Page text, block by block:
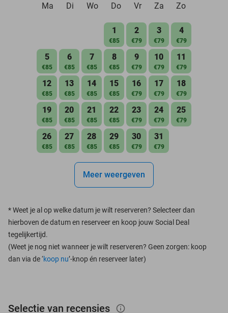
Ma
Di Wo Do Vr Za Zo
1
€85
2
€79
3
€79
4
€79
5
€85
6
€85
7
€85
8
€85
9
€79
10
€79
11
€79
12
€85
13
€85
14
€85
15
€85
16
€79
17
€79
18
€79
19
€85
20
€85
21
€85
22
€85
23
€79
24
€79
25
€79
26
€85
27
€85
28
€85
29
€85
30
€79
31
€79
Meer weergeven
*Weet je al op welke datum je wilt reserveren? Selecteer dan
hierboven de datum en reserveer en koop jouw Social Deal
tegelijkertijd.
(Weet je nog niet wanneer je wilt reserveren? Geen zorgen: koop
dan via de ‘koop nu’-knop én reserveer later)
Selectie van recensies info_outlined